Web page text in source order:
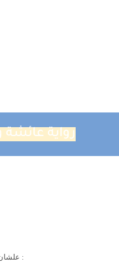
رواية
: علشان انا اكبر منها بـ